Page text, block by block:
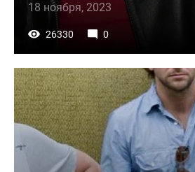
18 ноября, 2023
26330 0